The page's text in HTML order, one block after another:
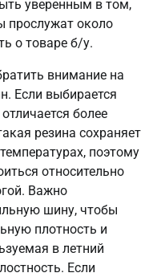
уверенным в том,
прослужат около
о товаре б/у.
внимание на
Если выбирается
более
резина сохраняет
поэтому
относительно
Важно
шину, чтобы
плотность и
в летний
Если